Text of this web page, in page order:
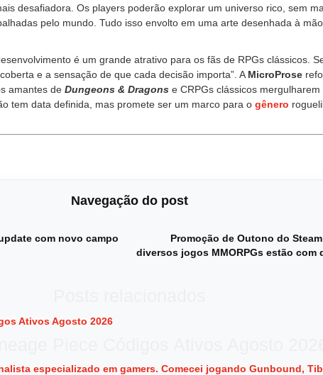
desafiadora. Os players poderão explorar um universo rico, sem
pelo mundo. Tudo isso envolto em uma arte desenhada à
é um grande atrativo para os fãs de RPGs clássicos.
e a sensação de que cada decisão importa”. AMicroProse
amantes de Dungeons & Dragons e CRPGs clássicos
tem data definida, mas promete ser um marco para o gênero
Navegação do post
com novo campo
Promoção de Outono do
diversos jogos MMORPGs estão com
especializado em gamers. Comecei jogando Gunbound,